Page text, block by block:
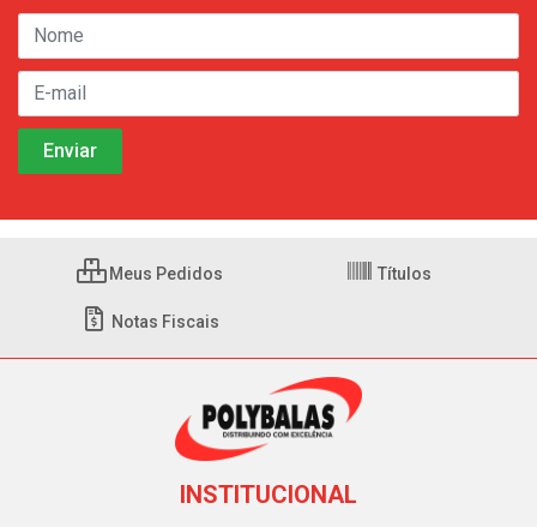
Meus Pedidos Títulos
Notas Fiscais
INSTITUCIONAL